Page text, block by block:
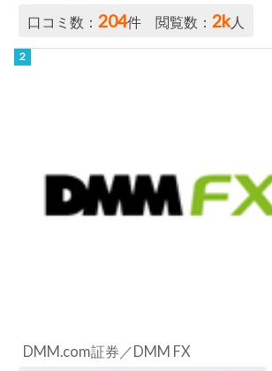
口コミ数：204件 閲覧数：2k人
DMM.com証券／DMM FX